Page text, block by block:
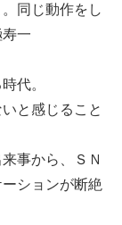
同じ動作をし
一
代。
と感じること
事から、ＳＮ
ションが断絶